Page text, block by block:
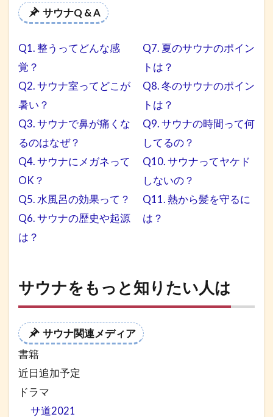
サウナQ & A
Q1. 整うってどんな感
覚？
Q2. サウナ室ってどこが
暑い？
Q3. サウナで鼻が痛くな
るのはなぜ？
Q4. サウナにメガネって
OK？
Q5. 水風呂の効果って？
Q6. サウナの歴史や起源
は ？
Q7. 夏のサウナのポイン
トは？
Q8. 冬のサウナのポイン
トは？
Q9. サウナの時間って何
してるの？
Q10. サウナってヤケド
しないの？
Q11. 熱から髪を守るに
は？
サウナをもっと知りたい人は
サウナ関連メディア
書籍
近日追加予定
ドラマ
サ道2021